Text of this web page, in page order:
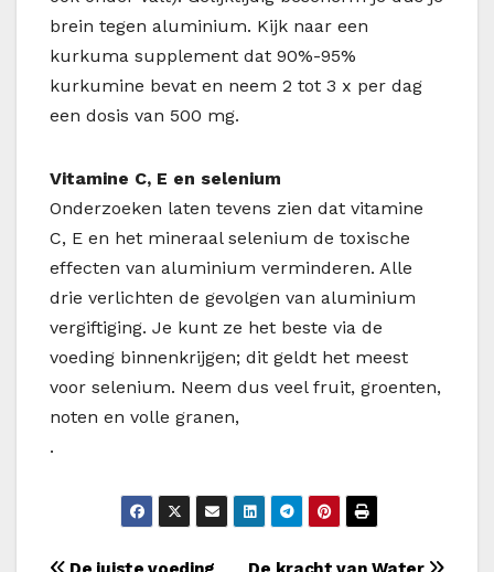
brein tegen aluminium. Kijk naar een
kurkuma supplement dat 90%-95%
kurkumine bevat en neem 2 tot 3 x per dag
een dosis van 500 mg.
Vitamine C, E en selenium
Onderzoeken laten tevens zien dat vitamine
C, E en het mineraal selenium de toxische
effecten van aluminium verminderen. Alle
drie verlichten de gevolgen van aluminium
vergiftiging. Je kunt ze het beste via de
voeding binnenkrijgen; dit geldt het meest
voor selenium. Neem dus veel fruit, groenten,
noten en volle granen,
.